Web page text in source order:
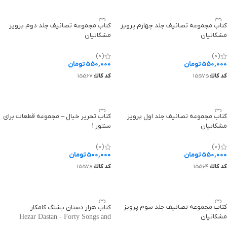
کتاب مجموعه تصانیف جلد چهارم پرویز
مشکاتیان
Vol. 4 by Parviz Meshkatian
(0)
550,000تومان
کد کالا:15575
کتاب مجموعه تصانیف جلد دوم پرویز
مشکاتیان
Vol. 2 by Parviz Meshkatian
(0)
550,000تومان
کد کالا:15567
کتاب مجموعه تصانیف جلد اول پرویز
مشکاتیان
Vol. 1 by Parviz Meshkatian
(0)
550,000تومان
کد کالا: 15564
کتاب تحریر خیال – مجموعه قطعات برای
سنتور 1
Pieces for Santur Vol. 1
(0)
500,000تومان
کد کالا:15578
کتاب مجموعه تصانیف جلد سوم پرویز
مشکاتیان
کتاب هزار دستان پشنگ کامکار
Hezar Dastan - Forty Songs and